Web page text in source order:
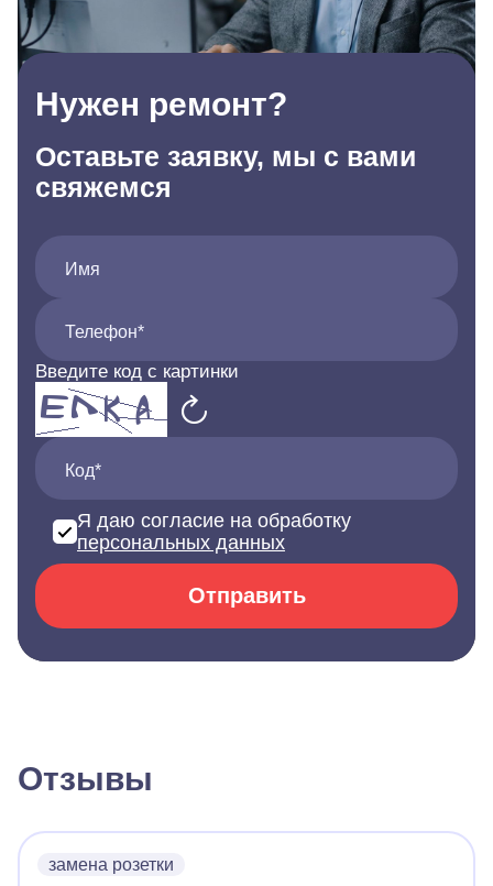
Нужен ремонт?
Оставьте заявку, мы с вами
свяжемся
Имя
Телефон*
Введите код с картинки
Код*
Я даю согласие на обработку
персональных данных
Отправить
Отзывы
замена розетки